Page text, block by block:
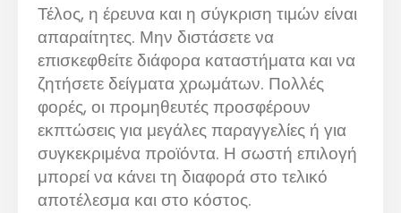
Τέλος, η έρευνα και η σύγκριση τιμών είναι
απαραίτητες. Μην διστάσετε να
επισκεφθείτε διάφορα καταστήματα και να
ζητήσετε δείγματα χρωμάτων. Πολλές
φορές, οι προμηθευτές προσφέρουν
εκπτώσεις για μεγάλες παραγγελίες ή για
συγκεκριμένα προϊόντα. Η σωστή επιλογή
μπορεί να κάνει τη διαφορά στο τελικό
αποτέλεσμα και στο κόστος.